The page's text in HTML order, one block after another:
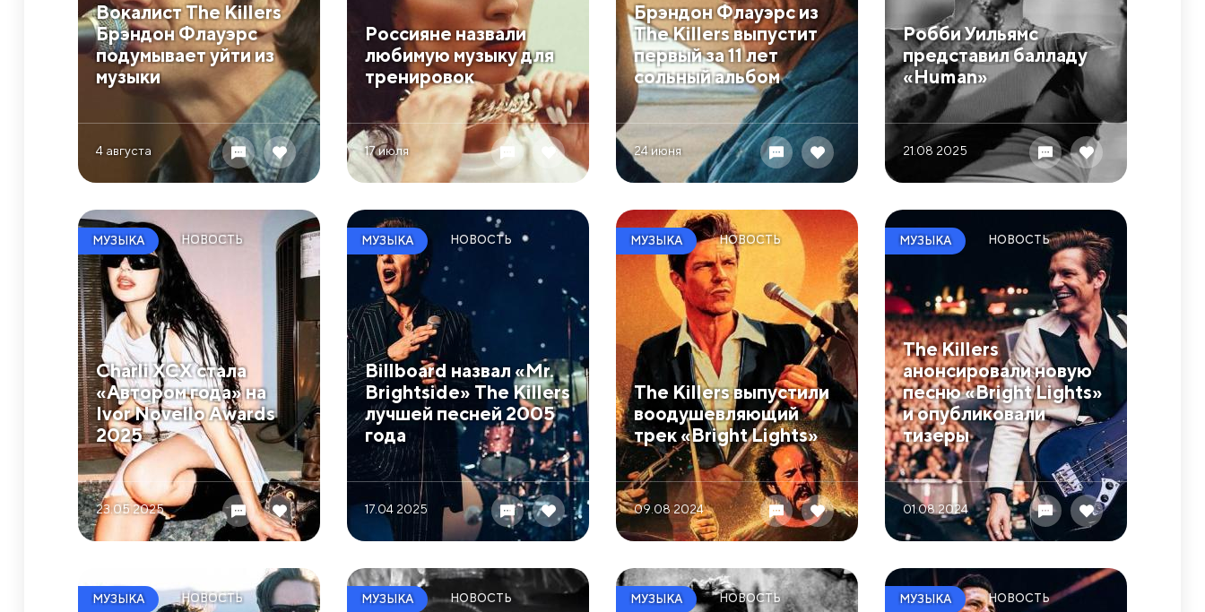
Вокалист The Killers
Брэндон Флауэрс
подумывает уйти из
музыки
4 августа
Россияне назвали
любимую музыку для
тренировок
17 июля
Брэндон Флауэрс из
The Killers выпустит
первый за 11 лет
сольный альбом
24 июня
Робби Уильямс
представил балладу
«Human»
21.08 2025
МУЗЫКА НОВОСТЬ
Charli XCX стала
«Автором года» на
Ivor Novello Awards
2025
23.05 2025
МУЗЫКА НОВОСТЬ
Billboard назвал «Mr.
Brightside» The Killers
лучшей песней 2005
года
17.04 2025
МУЗЫКА НОВОСТЬ
The Killers выпустили
воодушевляющий
трек «Bright Lights»
09.08 2024
МУЗЫКА НОВОСТЬ
The Killers
анонсировали новую
песню «Bright Lights»
и опубликовали
тизеры
01.08 2024
МУЗЫКА НОВОСТЬ МУЗЫКА НОВОСТЬ МУЗЫКА НОВОСТЬ МУЗЫКА НОВОСТЬ